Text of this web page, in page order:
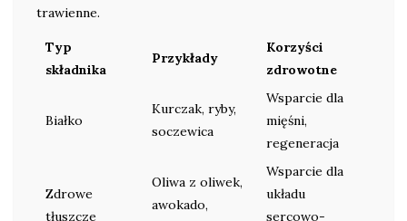
trawienne.
Typ
składnika
Przykłady
Korzyści
zdrowotne
Białko
Kurczak, ryby,
soczewica
Wsparcie dla
mięśni,
regeneracja
Zdrowe
tłuszcze
Oliwa z oliwek,
awokado,
Wsparcie dla
układu
sercowo-